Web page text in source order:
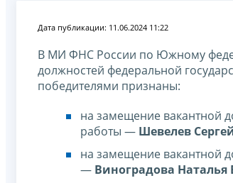
Дата публикации: 11.06.2024 11:22
В МИ ФНС России по Южному
должностей федеральной
победителями признаны:
на замещение вакантной
работы — Шевелев
на замещение вакантной
— Виноградова Наталья